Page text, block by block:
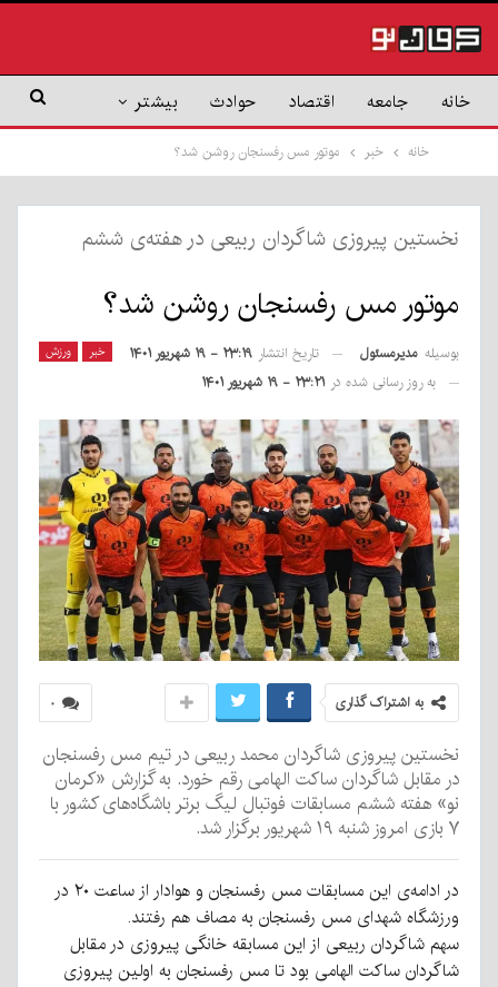
خانه جامعه اقتصاد حوادث بیشتر
خانه خبر موتور مس رفسنجان روشن شد؟
نخستین پیروزی شاگردان ربیعی در هفته‌ی ششم
موتور مس رفسنجان روشن شد؟
خبر ورزش بوسیله مدیرمسئول تاریخ انتشار ۲۳:۱۹ - ۱۹ شهریور ۱۴۰۱
به روز رسانی شده در ۲۳:۲۱ - ۱۹ شهریور ۱۴۰۱
۰ به اشتراک گذاری
نخستین پیروزی شاگردان محمد ربیعی در تیم مس رفسنجان
در مقابل شاگردان ساکت الهامی رقم خورد. به گزارش «کرمان
نو» هفته ششم مسابقات فوتبال لیگ برتر باشگاه‌های کشور با
۷ بازی امروز شنبه ۱۹ شهریور برگزار شد.
در ادامه‌ی این مسابقات مس رفسنجان و هوادار از ساعت ۲۰ در
ورزشگاه شهدای مس رفسنجان به مصاف هم رفتند.
سهم شاگردان ربیعی از این مسابقه خانگی پیروزی در مقابل
شاگردان ساکت الهامی بود تا مس رفسنجان به اولین پیروزی